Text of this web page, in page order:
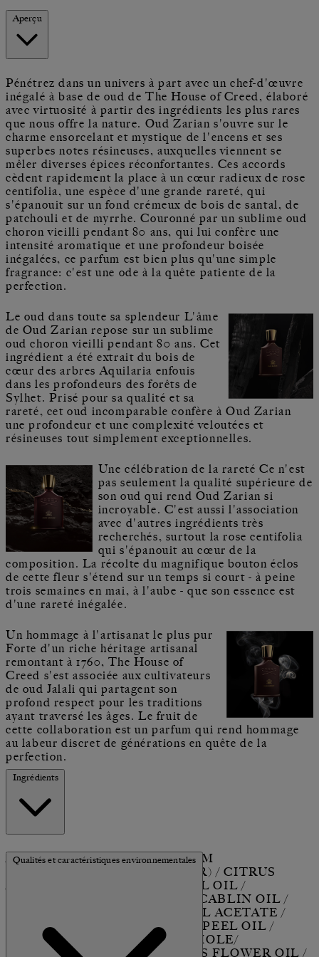
Aperçu
Pénétrez dans un univers à part avec un chef-d'œuvre
inégalé à base de oud de The House of Creed, élaboré
avec virtuosité à partir des ingrédients les plus rares
que nous offre la nature. Oud Zarian s'ouvre sur le
charme ensorcelant et mystique de l'encens et ses
superbes notes résineuses, auxquelles viennent se
mêler diverses épices réconfortantes. Ces accords
cèdent rapidement la place à un cœur radieux de rose
centifolia, une espèce d'une grande rareté, qui
s'épanouit sur un fond crémeux de bois de santal, de
patchouli et de myrrhe. Couronné par un sublime oud
choron vieilli pendant 80 ans, qui lui confère une
intensité aromatique et une profondeur boisée
inégalées, ce parfum est bien plus qu'une simple
fragrance: c'est une ode à la quête patiente de la
perfection.
Le oud dans toute sa splendeur L'âme
de Oud Zarian repose sur un sublime
oud choron vieilli pendant 80 ans. Cet
ingrédient a été extrait du bois de
cœur des arbres Aquilaria enfouis
dans les profondeurs des forêts de
Sylhet. Prisé pour sa qualité et sa
rareté, cet oud incomparable confère à Oud Zarian
une profondeur et une complexité veloutées et
résineuses tout simplement exceptionnelles.
Une célébration de la rareté Ce n'est
pas seulement la qualité supérieure de
son oud qui rend Oud Zarian si
incroyable. C'est aussi l'association
avec d'autres ingrédients très
recherchés, surtout la rose centifolia
qui s'épanouit au cœur de la
composition. La récolte du magnifique bouton éclos
de cette fleur s'étend sur un temps si court - à peine
trois semaines en mai, à l'aube - que son essence est
d'une rareté inégalée.
Un hommage à l'artisanat le plus pur
Forte d'un riche héritage artisanal
remontant à 1760, The House of
Creed s'est associée aux cultivateurs
de oud Jalali qui partagent son
profond respect pour les traditions
ayant traversé les âges. Le fruit de
cette collaboration est un parfum qui rend hommage
au labeur discret de générations en quête de la
perfection.
Ingrédients
ALCOOL (ALCOHOL) / PARFUM
(FRAGRANCE) / AQUA (WATER) / CITRUS
AURANTIUM BERGAMIA PEEL OIL /
LIMONENE / POGOSTEMON CABLIN OIL /
BENZYL BENZOATE / LINALYL ACETATE /
COUMARIN / CITRUS LIMON PEEL OIL /
PINENE / LINALOOL / ANETHOLE/
PELARGONIUM GRAVEOLENS FLOWER OIL /
Qualités et caractéristiques environnementales